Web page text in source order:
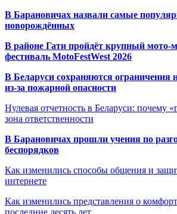
В Барановичах назвали самые
новорождённых
В районе Гати пройдёт крупный
фестиваль MotoFestWest 2026
В Беларуси сохраняются ограничения
из-за пожарной опасности
Нулевая отчетность в Беларуси: почему
зона ответственности
В Барановичах прошли учения по
беспорядков
Как изменились способы общения и
интернете
Как изменились представления о
последние десять лет